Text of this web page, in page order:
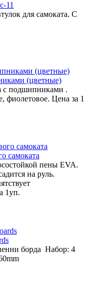
11
для самоката. С
(цветные)
с подшипниками .
фиолетовое. Цена за 1
самоката
пены EVA.
на руль.
1уп.
борда Набор: 4